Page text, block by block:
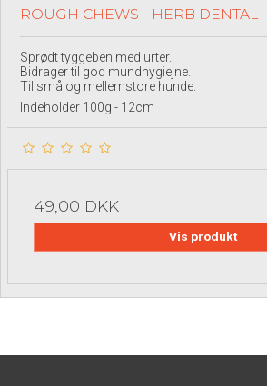
ROUGH CHEWS - HERB DENTAL
Sprødt tyggeben med urter.
Bidrager til god mundhygiejne.
Til små og mellemstore hunde.
Indeholder 100g - 12cm
49,00 DKK
Vis produkt